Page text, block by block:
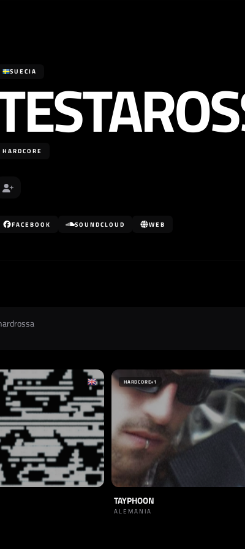
SUECIA
HARDCORE
FACEBOOK SOUNDCLOUD WEB
HARDCORE+1
TAYPHOON
ALEMANIA